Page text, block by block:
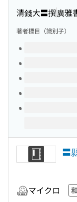
清錢大〓撰廣雅
著者標目（識別子）
このタイトルの巻号
〓
マイクロ